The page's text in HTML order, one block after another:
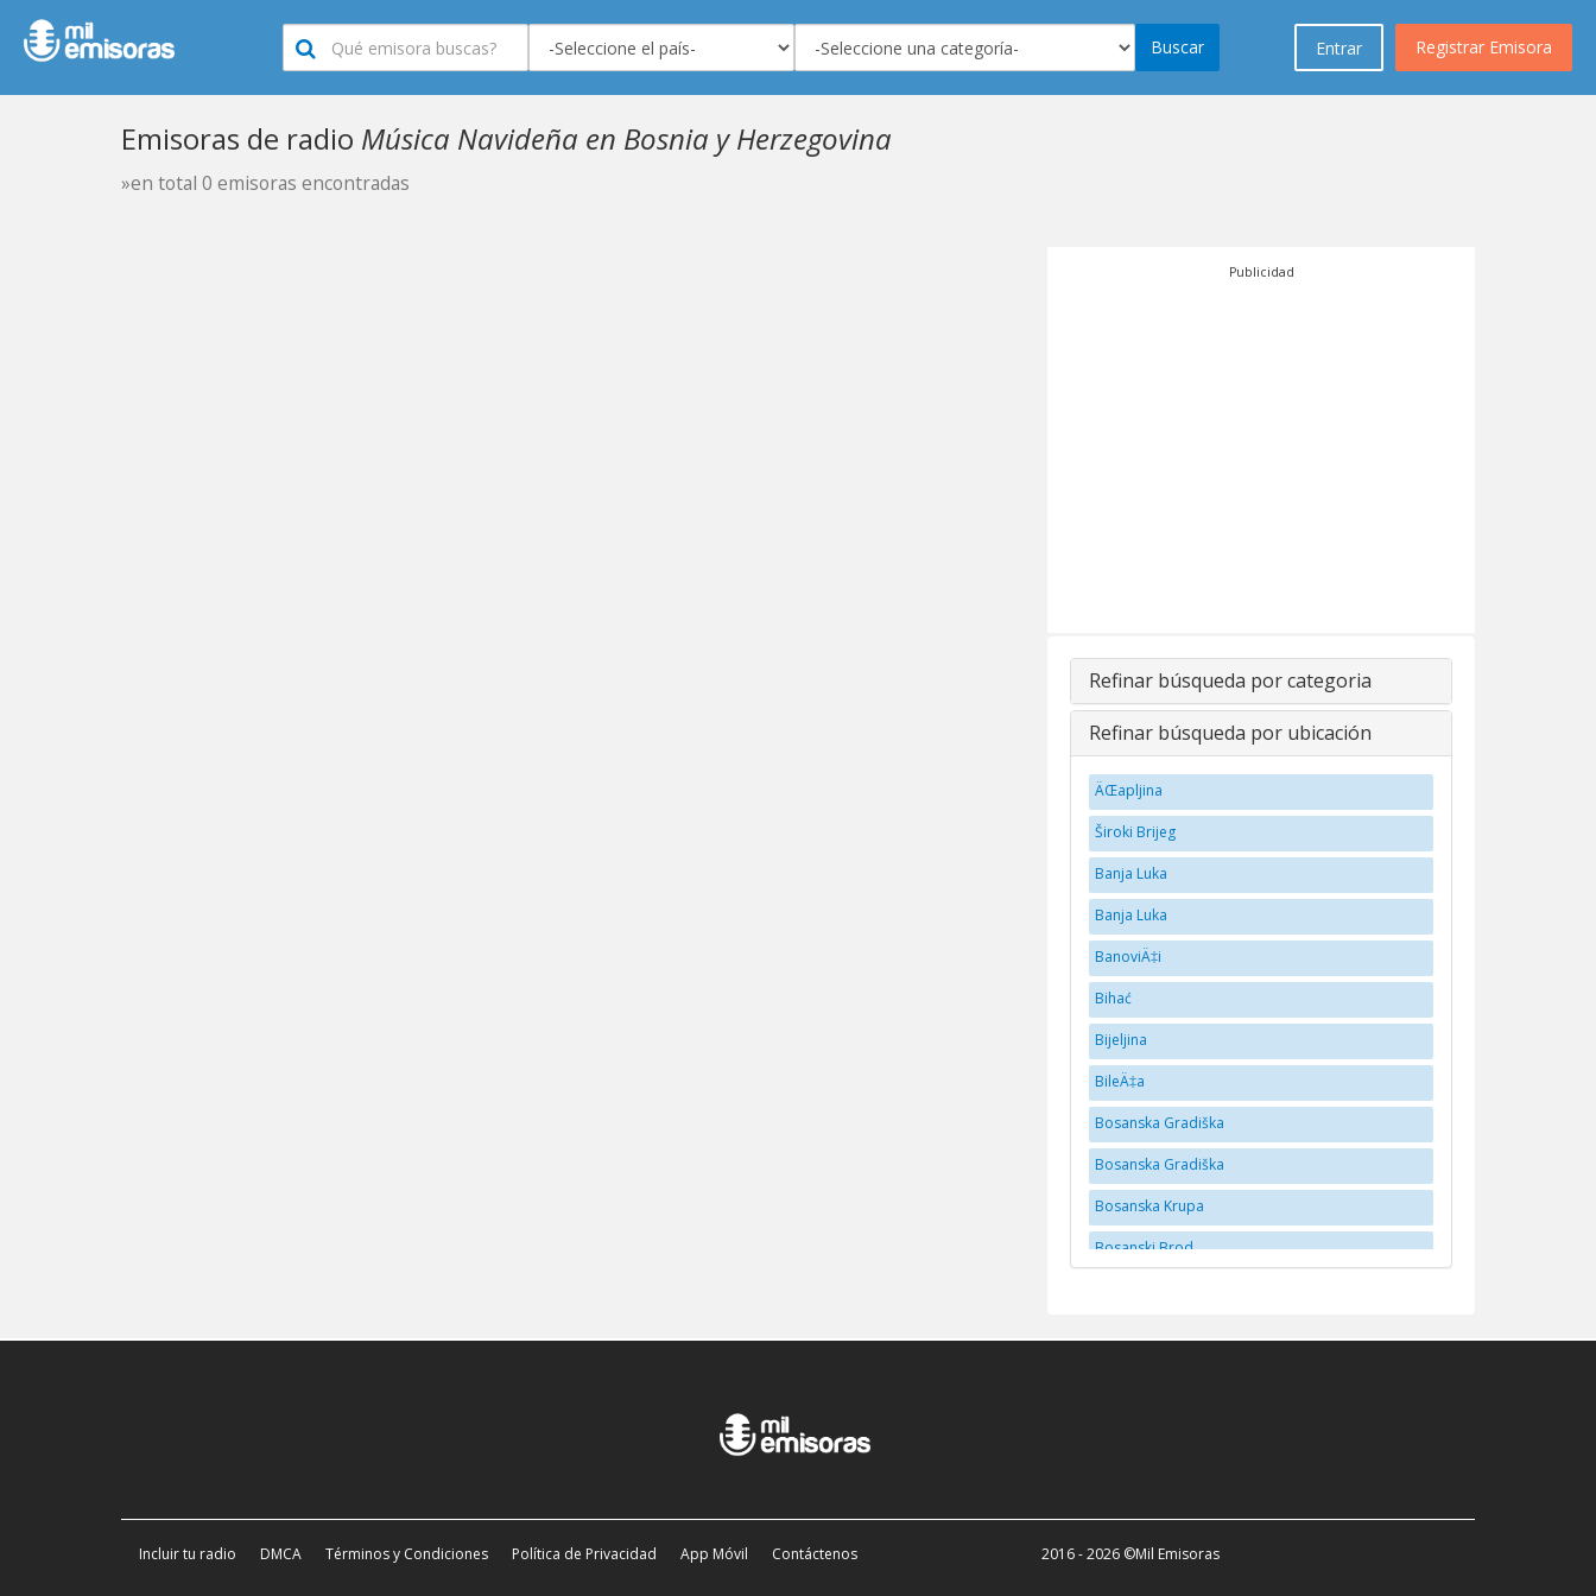
Registrar Emisora
Entrar
Buscar
Emisoras de radio Música Navideña en Bosnia y Herzegovina
»en total 0 emisoras encontradas
Publicidad
Refinar búsqueda por categoria
Refinar búsqueda por ubicación
ÄŒapljina
Široki Brijeg
Banja Luka
Banja Luka
BanoviÄ‡i
Bihać
Bijeljina
BileÄ‡a
Bosanska Gradiška
Bosanska Gradiška
Bosanska Krupa
Bosanski Brod
Incluir tu radio DMCA Términos y Condiciones Política de Privacidad App Móvil Contáctenos 2016 - 2026 ©Mil Emisoras